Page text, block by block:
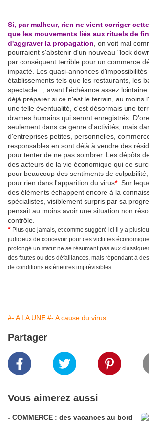
Si, par malheur, rien ne vient corriger
que les mouvements liés aux rituels de
d'aggraver la propagation , on voit mal
pourraient s'abstenir d'un nouveau "lock
par conséquent terrible pour un commerce
impacté. Les quasi-annonces
établissements tels que les restaurants, les
spectacle..., avant l'échéance assez
déjà préparer si ce n'est le terrain, au moins
une telle éventualité, c'est désormais une
drames humains qui seront enregistrés.
seulement dans ce genre d'activités, mais
d'entreprises petites, personnelles,
responsables en sont déjà à vendre des
pour tenter de ne pas sombrer. Les dépôts
des acteurs de la vie économique qui de
pour beaucoup des sentiments de
pour rien dans l'apparition du virus*. Sur
des éléments échappent encore à la
spécialistes, visiblement surpris par sa
pensait au moins avoir une situation non
contrôle.
* Plus que jamais, et comme suggéré ici il y a
judicieux de concevoir pour ces victimes
prolongé un statut ne se résumant pas aux
des fautes ou des défaillances, mais répondant à
de conditions extérieures imprévisibles.
#- A LA UNE #- A cause du virus...
Partager
Vous aimerez aussi
- COMMERCE : des vacances au bord